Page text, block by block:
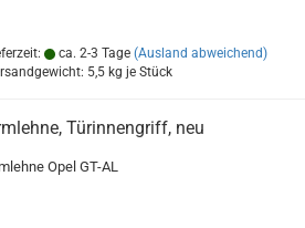
ca. 2-3 Tage (Ausland abweichend)
5,5 kg je Stück
Türinnengriff, neu
Opel GT-AL